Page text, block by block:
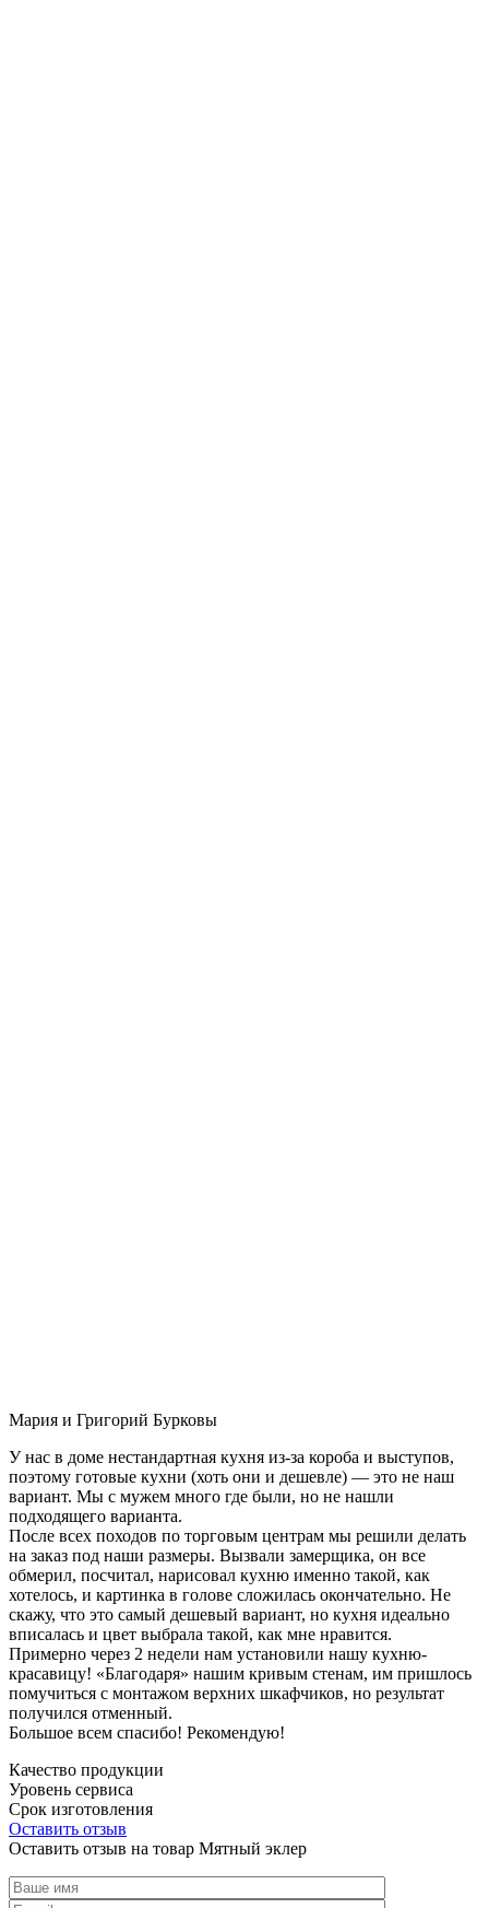
Мария и Григорий Бурковы
У нас в доме нестандартная кухня из-за короба и выступов,
поэтому готовые кухни (хоть они и дешевле) — это не наш
вариант. Мы с мужем много где были, но не нашли
подходящего варианта.
После всех походов по торговым центрам мы решили делать
на заказ под наши размеры. Вызвали замерщика, он все
обмерил, посчитал, нарисовал кухню именно такой, как
хотелось, и картинка в голове сложилась окончательно. Не
скажу, что это самый дешевый вариант, но кухня идеально
вписалась и цвет выбрала такой, как мне нравится.
Примерно через 2 недели нам установили нашу кухню-
красавицу! «Благодаря» нашим кривым стенам, им пришлось
помучиться с монтажом верхних шкафчиков, но результат
получился отменный.
Большое всем спасибо! Рекомендую!
Качество продукции
Уровень сервиса
Срок изготовления
Оставить отзыв
Оставить отзыв на товар Мятный эклер